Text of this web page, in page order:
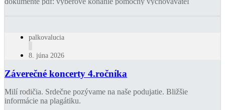
palkovalucia
8. júna 2026
Záverečné koncerty 4.ročníka
Milí rodičia. Srdečne pozývame na naše podujatie. Bližšie
informácie na plagátiku.